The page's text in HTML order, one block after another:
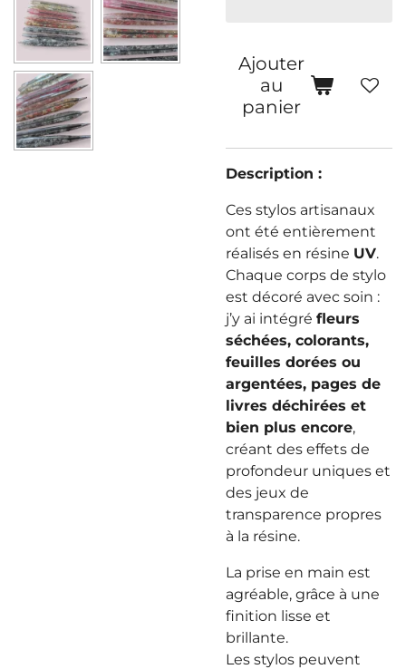
Ajouter
au
panier
Description :
Ces stylos artisanaux
ont été entièrement
réalisés en résine UV.
Chaque corps de stylo
est décoré avec soin :
j’y ai intégré fleurs
séchées, colorants,
feuilles dorées ou
argentées, pages de
livres déchirées et
bien plus encore,
créant des effets de
profondeur uniques et
des jeux de
transparence propres
à la résine.
La prise en main est
agréable, grâce à une
finition lisse et
brillante.
Les stylos peuvent